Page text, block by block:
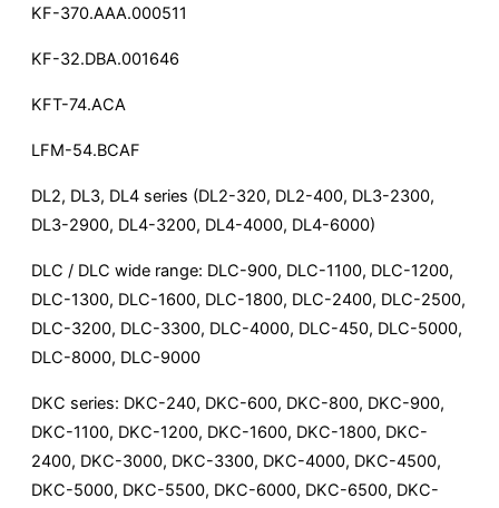
KF-370.AAA.000511
KF-32.DBA.001646
KFT-74.ACA
LFM-54.BCAF
DL2, DL3, DL4 series (DL2-320, DL2-400, DL3-2300,
DL3-2900, DL4-3200, DL4-4000, DL4-6000)
DLC / DLC wide range: DLC-900, DLC-1100, DLC-1200,
DLC-1300, DLC-1600, DLC-1800, DLC-2400, DLC-2500,
DLC-3200, DLC-3300, DLC-4000, DLC-450, DLC-5000,
DLC-8000, DLC-9000
DKC series: DKC-240, DKC-600, DKC-800, DKC-900,
DKC-1100, DKC-1200, DKC-1600, DKC-1800, DKC-
2400, DKC-3000, DKC-3300, DKC-4000, DKC-4500,
DKC-5000, DKC-5500, DKC-6000, DKC-6500, DKC-